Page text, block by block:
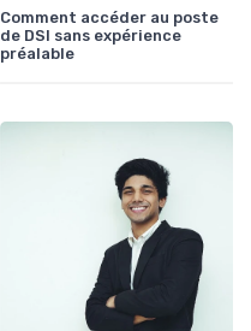
Comment accéder au poste
de DSI sans expérience
préalable